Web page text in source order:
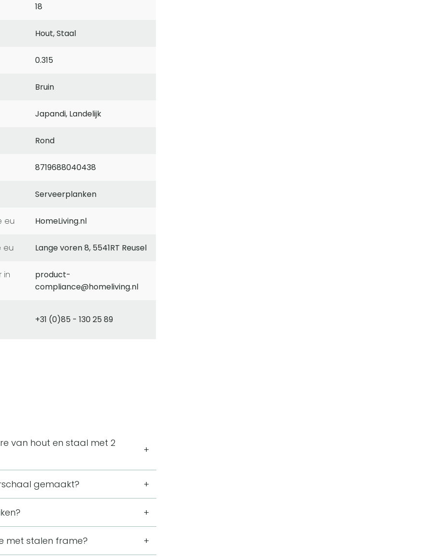
18
Hout, Staal
0.315
Bruin
Japandi, Landelijk
Rond
8719688040438
Serveerplanken
eu HomeLiving.nl
eu Lange voren 8, 5541RT Reusel
product-
compliance@homeliving.nl
+31 (0)85 - 130 25 89
van hout en staal met 2
groter is dan de bovenste.
gemaakt?
duidelijk contrasteert met het
kleine hapjes zonder dat de
met stalen frame?